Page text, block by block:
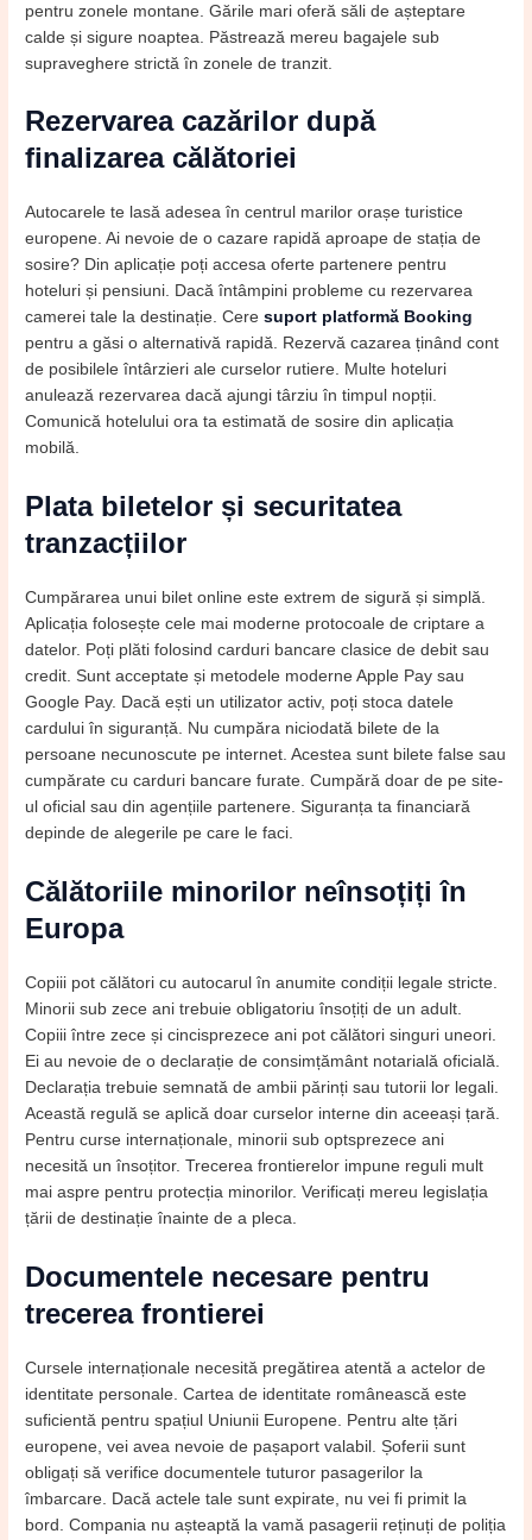
pentru zonele montane. Gările mari oferă săli de așteptare
calde și sigure noaptea. Păstrează mereu bagajele sub
supraveghere strictă în zonele de tranzit.
Rezervarea cazărilor după
finalizarea călătoriei
Autocarele te lasă adesea în centrul marilor orașe turistice
europene. Ai nevoie de o cazare rapidă aproape de stația de
sosire? Din aplicație poți accesa oferte partenere pentru
hoteluri și pensiuni. Dacă întâmpini probleme cu rezervarea
camerei tale la destinație. Ceresuport platformă Booking
pentru a găsi o alternativă rapidă. Rezervă cazarea ținând cont
de posibilele întârzieri ale curselor rutiere. Multe hoteluri
anulează rezervarea dacă ajungi târziu în timpul nopții.
Comunică hotelului ora ta estimată de sosire din aplicația
mobilă.
Plata biletelor și securitatea
tranzacțiilor
Cumpărarea unui bilet online este extrem de sigură și simplă.
Aplicația folosește cele mai moderne protocoale de criptare a
datelor. Poți plăti folosind carduri bancare clasice de debit sau
credit. Sunt acceptate și metodele moderne Apple Pay sau
Google Pay. Dacă ești un utilizator activ, poți stoca datele
cardului în siguranță. Nu cumpăra niciodată bilete de la
persoane necunoscute pe internet. Acestea sunt bilete false sau
cumpărate cu carduri bancare furate. Cumpără doar de pe site-
ul oficial sau din agențiile partenere. Siguranța ta financiară
depinde de alegerile pe care le faci.
Călătoriile minorilor neînsoțiți în
Europa
Copiii pot călători cu autocarul în anumite condiții legale stricte.
Minorii sub zece ani trebuie obligatoriu însoțiți de un adult.
Copiii între zece și cincisprezece ani pot călători singuri uneori.
Ei au nevoie de o declarație de consimțământ notarială oficială.
Declarația trebuie semnată de ambii părinți sau tutorii lor legali.
Această regulă se aplică doar curselor interne din aceeași țară.
Pentru curse internaționale, minorii sub optsprezece ani
necesită un însoțitor. Trecerea frontierelor impune reguli mult
mai aspre pentru protecția minorilor. Verificați mereu legislația
țării de destinație înainte de a pleca.
Documentele necesare pentru
trecerea frontierei
Cursele internaționale necesită pregătirea atentă a actelor de
identitate personale. Cartea de identitate românească este
suficientă pentru spațiul Uniunii Europene. Pentru alte țări
europene, vei avea nevoie de pașaport valabil. Șoferii sunt
obligați să verifice documentele tuturor pasagerilor la
îmbarcare. Dacă actele tale sunt expirate, nu vei fi primit la
bord. Compania nu așteaptă la vamă pasagerii reținuți de poliția